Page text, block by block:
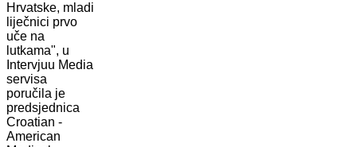
Hrvatske, mladi
liječnici prvo
uče na
lutkama", u
Intervjuu Media
servisa
poručila je
predsjednica
Croatian -
American